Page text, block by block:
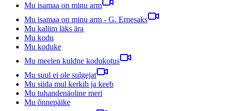
Mu isamaa on minu arm
Mu isamaa on minu arm - G. Ernesaks
Mu kallim läks ära
Mu kodu
Mu koduke
Mu meelen kuldne kodukotus
Mu suul ei ole sulgejat
Mu süda mul kerkib ja keeb
Mu tuhandenäoline meri
Mu õnnepäike